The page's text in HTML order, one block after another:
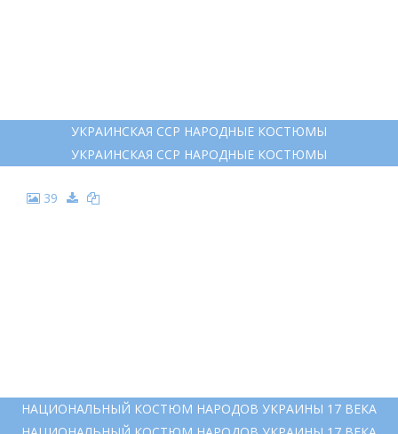
УКРАИНСКАЯ ССР НАРОДНЫЕ КОСТЮМЫ
УКРАИНСКАЯ ССР НАРОДНЫЕ КОСТЮМЫ
39
НАЦИОНАЛЬНЫЙ КОСТЮМ НАРОДОВ УКРАИНЫ 17 ВЕКА